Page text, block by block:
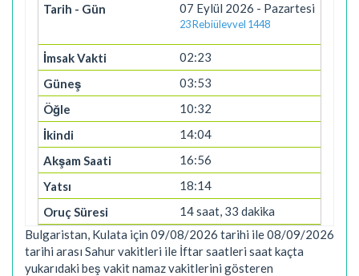
07 Eylül 2026 - Pazartesi
23 Rebiülevvel 1448
02:23
03:53
10:32
14:04
16:56
18:14
14 saat, 33 dakika
Bulgaristan, Kulata için 09/08/2026 tarihi ile 08/09/2026
tarihi arası Sahur vakitleri ile İftar saatleri saat kaçta
yukarıdaki beş vakit namaz vakitlerini gösteren